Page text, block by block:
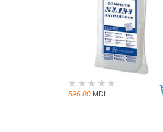
596.00 MDL